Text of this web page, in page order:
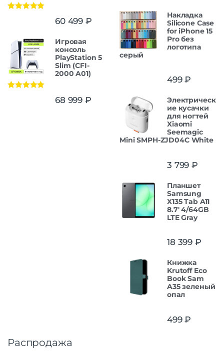
60 499 ₽
Игровая
консоль
PlayStation 5
Slim (CFI-
2000 A01)
68 999 ₽
Накладка
Silicone Case
for iPhone 15
Pro без
логотипа
серый
499₽
Электрическ
ие кусачки
для ногтей
Xiaomi
Seemagic
Mini SMPH-ZJD04C White
3 799 ₽
Планшет
Samsung
X135 Tab A11
8.7' 4/64GB
LTE Gray
18 399 ₽
Книжка
Krutoff Eco
Book Sam
A35 зеленый
опал
499₽
Распродажа